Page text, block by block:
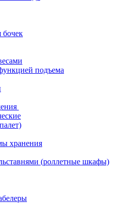
бочек
подъема
хранения
(роллетные шкафы)